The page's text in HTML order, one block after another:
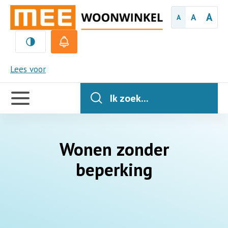
A A A
Lees voor
MEE
Handige
links
Ik zoek...
Wonen zonder
beperking